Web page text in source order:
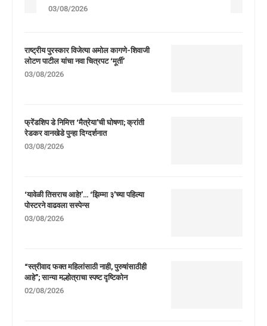
03/08/2026
राष्ट्रीय पुरस्कार विजेत्या अमोल कागणे-शिवाजी
लोटण पाटील यांचा नवा चित्रपट ‘मूर्ती’
03/08/2026
फ्रेंडशिप डे निमित्त ‘मैत्रेया’ची घोषणा; क्रांती
रेडकर वानखेडे पुन्हा दिग्दर्शनात
03/08/2026
‘यावेळी तिसराच आहे!’… ‘झिम्मा ३’च्या पहिल्या
पोस्टरने वाढवला सस्पेन्स
03/08/2026
“स्त्रीवाद फक्त महिलांसाठी नाही, पुरुषांसाठीही
आहे”; सान्या मल्होत्राचा स्पष्ट दृष्टिकोन
02/08/2026